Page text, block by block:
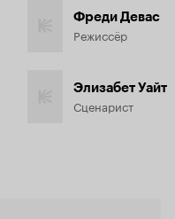
Фреди Девас
Режиссёр
Элизабет Уайт
Сценарист